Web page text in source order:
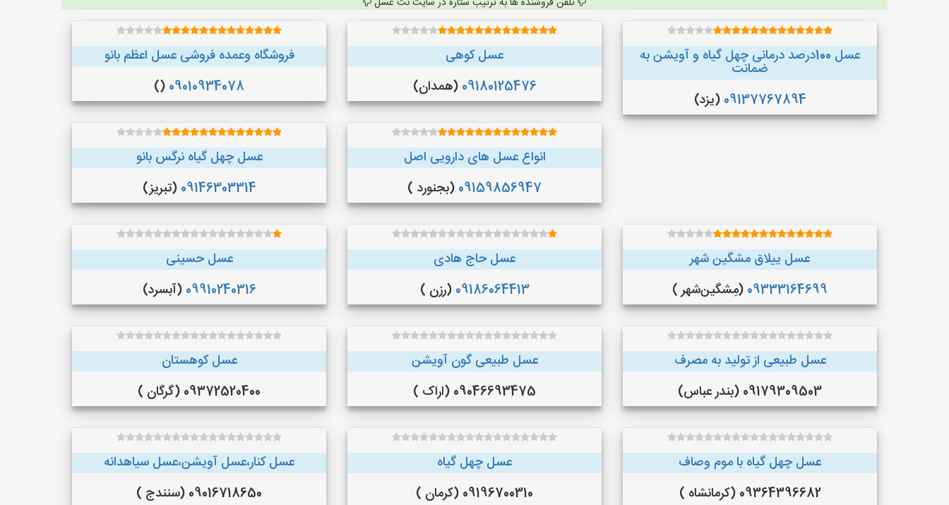
عسل 100درصد درمانی چهل گیاه و آویشن به
ضمانت
09137767894 (یزد)
عسل کوهی
09180125476 (همدان)
فروشگاه وعمده فروشی عسل اعظم بانو
09010934078
()
انواع عسل های دارویی اصل
09159856947 (بجنورد )
عسل چهل گیاه نرگس بانو
09146303314 (تبریز)
عسل ییلاق مشگین شهر
09333164699 (مِشگین‌شهر )
عسل حاج هادی
09186064413 (رزن )
عسل حسینی
09910240316 (آبسرد)
عسل طبیعی از تولید به مصرف
09179309503 (بندر عباس)
عسل طبیعی گون آویشن
09046693475 (اراک )
عسل کوهستان
09372520400 (گرگان )
عسل چهل گیاه با موم وصاف
09364396682 (کرمانشاه )
عسل چهل گیاه
09196700310 (کرمان )
عسل کنار،عسل آویشن،عسل سیاهدانه
09016718650 (سنندج )